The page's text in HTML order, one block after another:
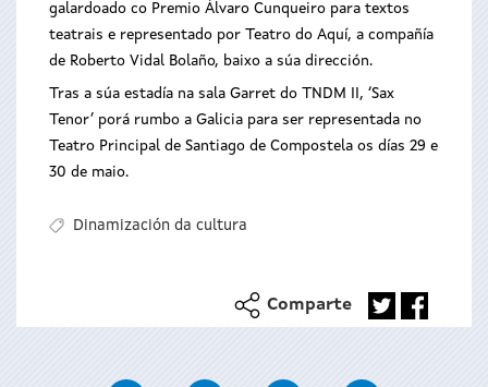
galardoado co Premio Álvaro Cunqueiro para textos
teatrais e representado por Teatro do Aquí, a compañía
de Roberto Vidal Bolaño, baixo a súa dirección.
Tras a súa estadía na sala Garret do TNDM II, ‘Sax
Tenor’ porá rumbo a Galicia para ser representada no
Teatro Principal de Santiago de Compostela os días 29 e
30 de maio.
Dinamización da cultura
Comparte